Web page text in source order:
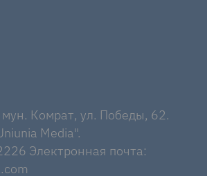
Комрат, ул. Победы, 62.
Media".
Электронная почта: